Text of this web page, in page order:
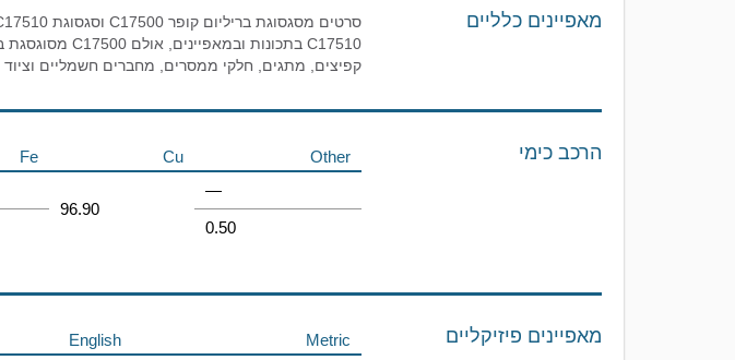
קפיצים, מתגים, חלקי ממסרים, מחברים חשמליים
מאפיינים כלליים
Fe Cu
Other
96.90
—
0.50
הרכב כימי
English
Metric
מאפיינים פיזיקליים